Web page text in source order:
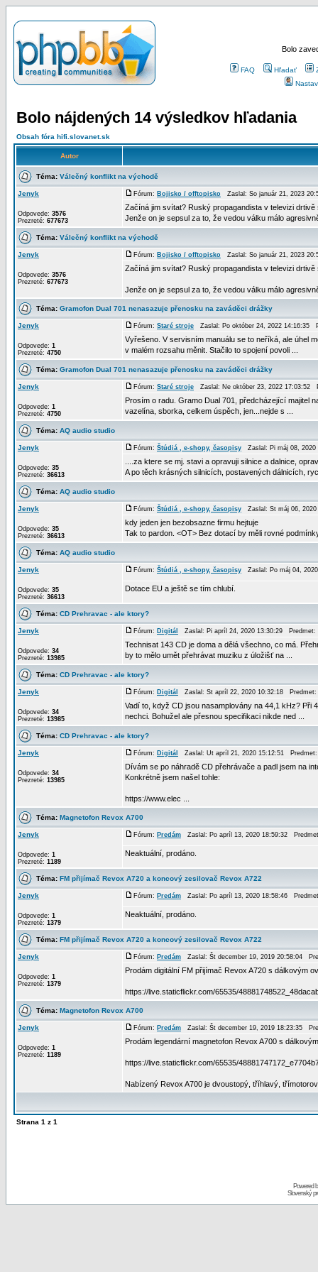
Bolo
FAQ Hľadať
Bolo nájdených 14 výsledkov hľadania
Obsah fóra hifi.slovanet.sk
Autor
Téma: Válečný konflikt na východě
Jenyk
Odpovede: 3576
Prezreté: 677673
Fórum: Bojisko / offtopisko Zaslal: So január 21, 2023
Začíná jim svítat? Ruský propagandista v televizi drtivě
Jenže on je sepsul za to, že vedou válku málo
Téma: Válečný konflikt na východě
Jenyk
Odpovede: 3576
Prezreté: 677673
Fórum: Bojisko / offtopisko Zaslal: So január 21, 2023
Začíná jim svítat? Ruský propagandista v televizi drtivě
Jenže on je sepsul za to, že vedou válku málo
Téma: Gramofon Dual 701 nenasazuje přenosku na zaváděci drážky
Jenyk
Odpovede: 1
Prezreté: 4750
Fórum: Staré stroje Zaslal: Po október 24, 2022 14:16:35
Vyřešeno. V servisním manuálu se to neříká, ale úhel
v malém rozsahu měnit. Stačilo to spojení povoli ...
Téma: Gramofon Dual 701 nenasazuje přenosku na zaváděci drážky
Jenyk
Odpovede: 1
Prezreté: 4750
Fórum: Staré stroje Zaslal: Ne október 23, 2022 17:03:52
Prosím o radu. Gramo Dual 701, předcházející majitel
vazelína, sborka, celkem úspěch, jen...nejde s ...
Téma: AQ audio studio
Jenyk
Odpovede: 35
Prezreté: 36613
Fórum: Štúdiá , e-shopy, časopisy Zaslal: Pi máj 08,
....za ktere se mj. stavi a opravuji silnice a dalnice,
A po těch krásných silnicích, postavených dálnicích,
Téma: AQ audio studio
Jenyk
Odpovede: 35
Prezreté: 36613
Fórum: Štúdiá , e-shopy, časopisy Zaslal: St máj 06,
kdy jeden jen bezobsazne firmu hejtuje
Tak to pardon. <OT> Bez dotací by měli rovné
Téma: AQ audio studio
Jenyk
Odpovede: 35
Prezreté: 36613
Fórum: Štúdiá , e-shopy, časopisy Zaslal: Po máj 04,
Dotace EU a ještě se tím chlubí.
Téma: CD Prehravac - ale ktory?
Jenyk
Odpovede: 34
Prezreté: 13985
Fórum: Digitál Zaslal: Pi apríl 24, 2020 13:30:29 Predmet:
Technisat 143 CD je doma a dělá všechno, co má.
by to mělo umět přehrávat muziku z úložišť na ...
Téma: CD Prehravac - ale ktory?
Jenyk
Odpovede: 34
Prezreté: 13985
Fórum: Digitál Zaslal: St apríl 22, 2020 10:32:18 Predmet:
Vadí to, když CD jsou nasamplovány na 44,1 kHz? Při
nechci. Bohužel ale přesnou specifikaci nikde ned ...
Téma: CD Prehravac - ale ktory?
Jenyk
Odpovede: 34
Prezreté: 13985
Fórum: Digitál Zaslal: Ut apríl 21, 2020 15:12:51
Dívám se po náhradě CD přehrávače a padl jsem na
Konkrétně jsem našel tohle:
https://www.elec ...
Téma: Magnetofon Revox A700
Jenyk
Odpovede: 1
Prezreté: 1189
Fórum: Predám Zaslal: Po apríl 13, 2020 18:59:32
Neaktuální, prodáno.
Téma: FM přijímač Revox A720 a koncový zesilovač Revox A722
Jenyk
Odpovede: 1
Prezreté: 1379
Fórum: Predám Zaslal: Po apríl 13, 2020 18:58:46
Neaktuální, prodáno.
Téma: FM přijímač Revox A720 a koncový zesilovač Revox A722
Jenyk
Odpovede: 1
Prezreté: 1379
Fórum: Predám Zaslal: Št december 19, 2019 20:58:04
Prodám digitální FM přijímač Revox A720 s dálkovým
https://live.staticflickr.com/65535/
Téma: Magnetofon Revox A700
Jenyk
Odpovede: 1
Prezreté: 1189
Fórum: Predám Zaslal: Št december 19, 2019 18:23:35
Prodám legendární magnetofon Revox A700 s
https://live.staticflickr.com/65535/
Nabízený Revox A700 je dvoustopý, tříhlavý,
Strana 1 z 1
Powered
Slovenský